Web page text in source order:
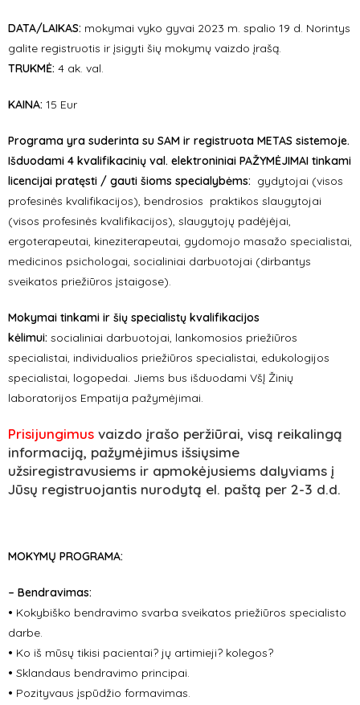
DATA/LAIKAS: mokymai vyko gyvai 2023 m. spalio 19 d. Norintys
galite registruotis ir įsigyti šių mokymų vaizdo įrašą.
TRUKMĖ: 4 ak. val.
KAINA: 15 Eur
Programa yra suderinta su SAM ir registruota METAS sistemoje.
Išduodami 4 kvalifikacinių val. elektroniniai PAŽYMĖJIMAI tinkami
licencijai pratęsti / gauti šioms specialybėms: gydytojai (visos
profesinės kvalifikacijos), bendrosios praktikos slaugytojai
(visos profesinės kvalifikacijos), slaugytojų padėjėjai,
ergoterapeutai, kineziterapeutai, gydomojo masažo specialistai,
medicinos psichologai, socialiniai darbuotojai (dirbantys
sveikatos priežiūros įstaigose).
Mokymai tinkami ir šių specialistų kvalifikacijos
kėlimui: socialiniai darbuotojai, lankomosios priežiūros
specialistai, individualios priežiūros specialistai, edukologijos
specialistai, logopedai. Jiems bus išduodami VšĮ Žinių
laboratorijos Empatija pažymėjimai.
Prisijungimus vaizdo įrašo peržiūrai, visą reikalingą
informaciją, pažymėjimus išsiųsime
užsiregistravusiems ir apmokėjusiems dalyviams į
Jūsų registruojantis nurodytą el. paštą per 2-3 d.d.
MOKYMŲ PROGRAMA:
– Bendravimas:
• Kokybiško bendravimo svarba sveikatos priežiūros specialisto
darbe.
• Ko iš mūsų tikisi pacientai? jų artimieji? kolegos?
• Sklandaus bendravimo principai.
• Pozityvaus įspūdžio formavimas.